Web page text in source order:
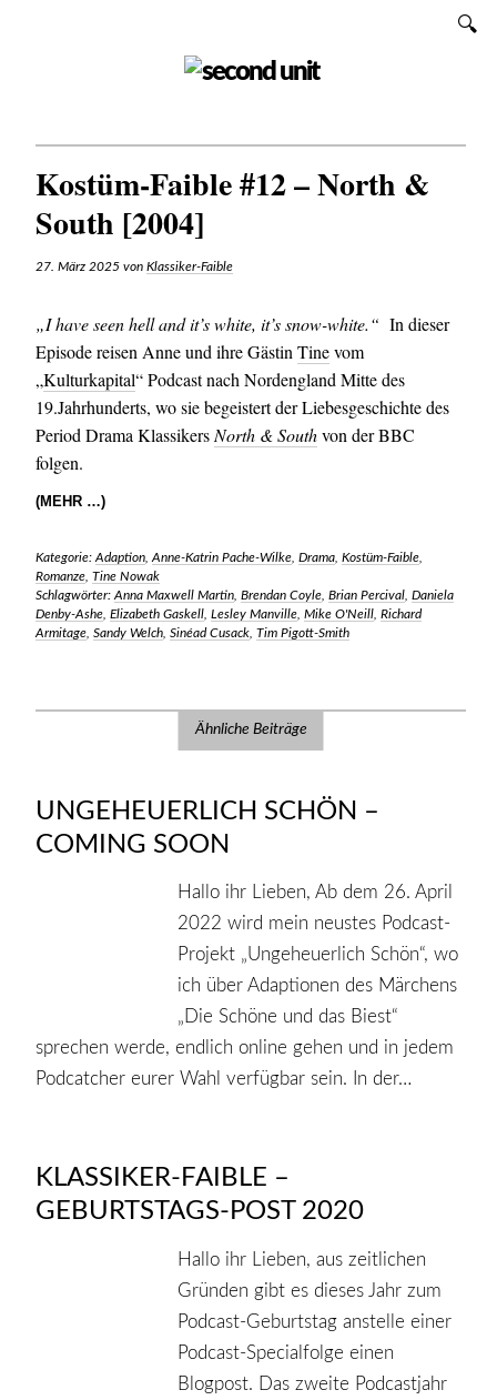
Kostüm-Faible #12 – North &
South [2004]
27. März 2025 von Klassiker-Faible
„I have seen hell and it’s white, it’s snow-white.“ In dieser
Episode reisen Anne und ihre Gästin Tinevom
„Kulturkapital“ Podcast nach Nordengland Mitte des
19.Jahrhunderts, wo sie begeistert der Liebesgeschichte des
Period Drama Klassikers North & Southvon der BBC
folgen.
(MEHR …)
Kategorie: Adaption, Anne-Katrin Pache-Wilke, Drama, Kostüm-Faible,
Romanze, Tine Nowak
Schlagwörter: Anna Maxwell Martin, Brendan Coyle, Brian Percival, Daniela
Denby-Ashe, Elizabeth Gaskell, Lesley Manville, Mike O'Neill, Richard
Armitage, Sandy Welch, Sinéad Cusack, Tim Pigott-Smith
Ähnliche Beiträge
UNGEHEUERLICH SCHÖN –
COMING SOON
Hallo ihr Lieben, Ab dem 26. April
2022 wird mein neustes Podcast-
Projekt „Ungeheuerlich Schön“, wo
ich über Adaptionen des Märchens
„Die Schöne und das Biest“
sprechen werde, endlich online gehen und in jedem
Podcatcher eurer Wahl verfügbar sein. In der…
KLASSIKER-FAIBLE –
GEBURTSTAGS-POST 2020
Hallo ihr Lieben, aus zeitlichen
Gründen gibt es dieses Jahr zum
Podcast-Geburtstag anstelle einer
Podcast-Specialfolge einen
Blogpost. Das zweite Podcastjahr